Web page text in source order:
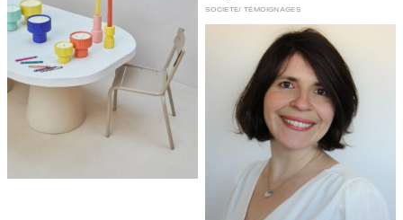
SOCIETE TÉMOIGNAGES